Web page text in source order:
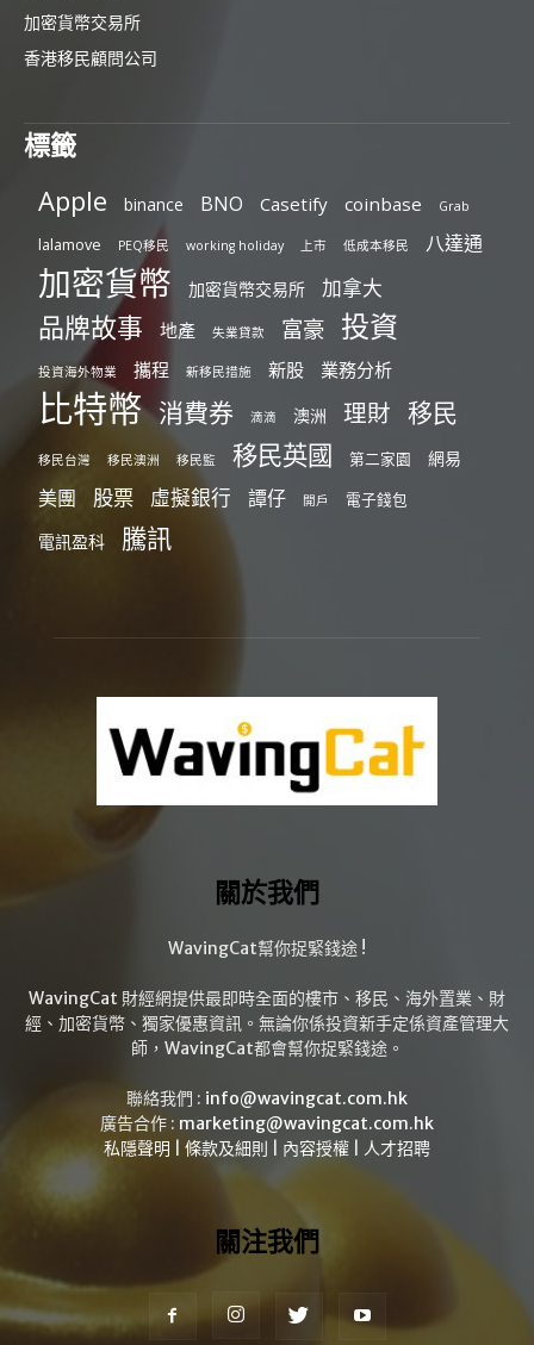
加密貨幣交易所
香港移民顧問公司
標籤
Apple binance BNO Casetify coinbase Grab
lalamove PEQ移民 working holiday 上市 低成本移民 八達通
加密貨幣 加密貨幣交易所 加拿大
品牌故事 地產 失業貸款 富豪 投資
投資海外物業 攜程 新移民措施 新股 業務分析
比特幣 消費券 滴滴 澳洲 理財 移民
移民台灣 移民澳洲 移民監 移民英國 第二家園 網易
美團 股票 虛擬銀行 譚仔 開戶 電子錢包
電訊盈科 騰訊
關於我們
WavingCat幫你捉緊錢途 !
WavingCat 財經網提供最即時全面的樓市、移民、海外置業、財
經、加密貨幣、獨家優惠資訊。無論你係投資新手定係資產管理大
師，WavingCat都會幫你捉緊錢途。
聯絡我們 : info@wavingcat.com.hk
廣告合作 : marketing@wavingcat.com.hk
私隱聲明
條款及細則 內容授權 人才招聘
關注我們